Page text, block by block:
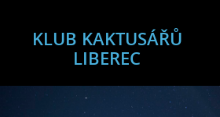
KLUB KAKTUSÁŘŮ
LIBEREC